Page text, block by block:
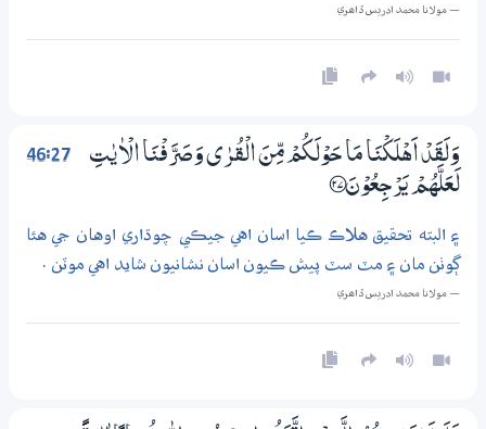
— مولانا محمد ادريس ڏاھري
46:27
وَلَقَدْ اَهْلَكْنَا مَا حَوْلَكُمْ مِّنَ الْقُرٰى وَصَرَّفْنَا الْاٰيٰتِ
لَعَلَّهُمْ يَرْجِعُوْنَ ؀27
۽ البته تحقيق هلاڪ ڪيا اسان اهي جيڪي چوڌاري اوهان جي هئا
ڳوٺن مان ۽ مٽ سٽ پيش ڪيون اسان نشانيون شايد اهي موٽن .
— مولانا محمد ادريس ڏاھري